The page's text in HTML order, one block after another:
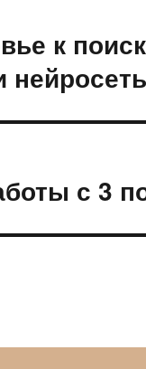
к
нейросеть
с 3